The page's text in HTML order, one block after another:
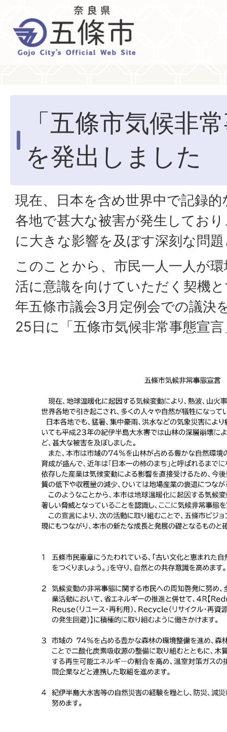
「五條市気候非
を発出しました
現在、日本を含め世界中で記録
各地で甚大な被害が発生してお
に大きな影響を及ぼす深刻な問
このことから、市民一人一人が
活に意識を向けていただく契機
年五條市議会3月定例会での議決
25日に「五條市気候非常事態宣